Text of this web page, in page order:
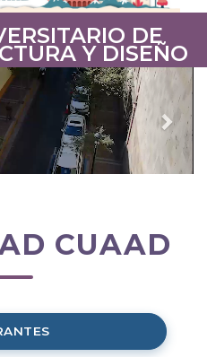
DE
Y DISEÑO
Next
CUAAD